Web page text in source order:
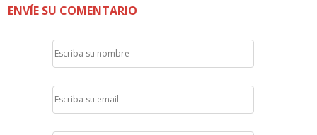
ENVÍE SU COMENTARIO